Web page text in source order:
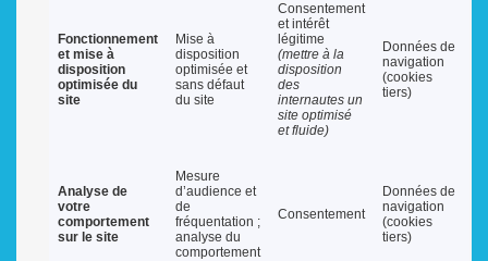
Fonctionnement
et mise à
disposition
optimisée du
site
Mise à
disposition
optimisée et
sans défaut
du site
Consentement
et intérêt
légitime
(mettre à la
disposition
des
internautes un
site optimisé
et fluide)
Données de
navigation
(cookies
tiers)
Analyse de
votre
comportement
sur le site
Mesure
d’audience et
de
fréquentation ;
analyse du
comportement
Consentement
Données de
navigation
(cookies
tiers)